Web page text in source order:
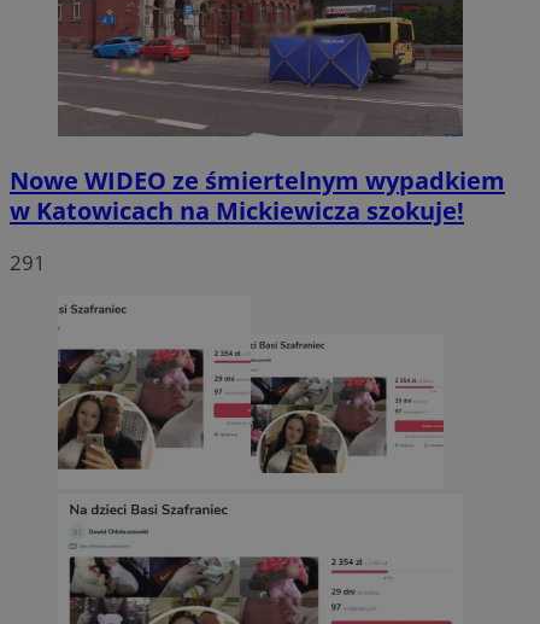
Nowe WIDEO ze śmiertelnym wypadkiem
w Katowicach na Mickiewicza szokuje!
291